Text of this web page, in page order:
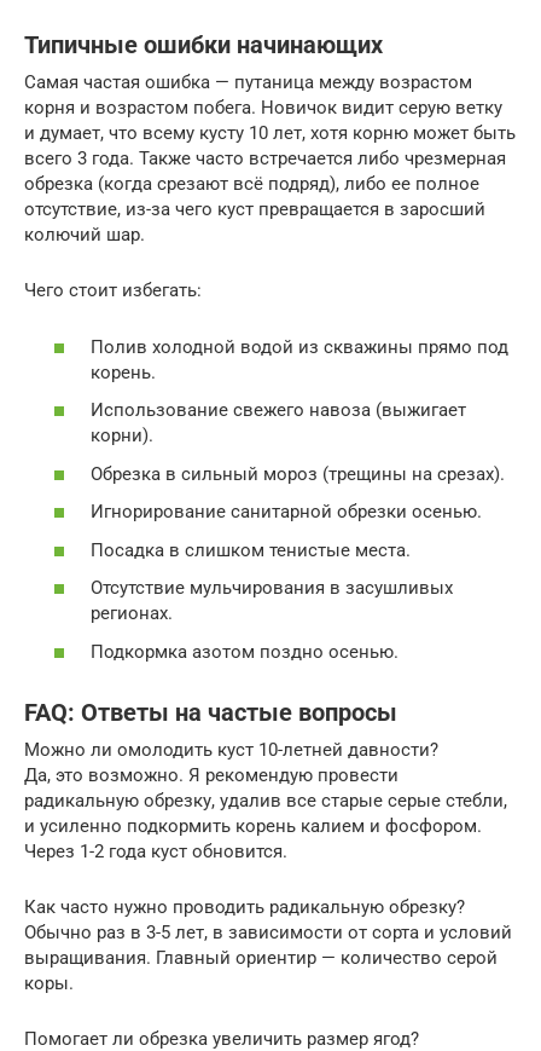
Типичные ошибки начинающих
Самая частая ошибка — путаница между возрастом
корня и возрастом побега. Новичок видит серую ветку
и думает, что всему кусту 10 лет, хотя корню может быть
всего 3 года. Также часто встречается либо чрезмерная
обрезка (когда срезают всё подряд), либо ее полное
отсутствие, из-за чего куст превращается в заросший
колючий шар.
Чего стоит избегать:
Полив холодной водой из скважины прямо под
корень.
Использование свежего навоза (выжигает
корни).
Обрезка в сильный мороз (трещины на срезах).
Игнорирование санитарной обрезки осенью.
Посадка в слишком тенистые места.
Отсутствие мульчирования в засушливых
регионах.
Подкормка азотом поздно осенью.
FAQ: Ответы на частые вопросы
Можно ли омолодить куст 10-летней давности?
Да, это возможно. Я рекомендую провести
радикальную обрезку, удалив все старые серые стебли,
и усиленно подкормить корень калием и фосфором.
Через 1-2 года куст обновится.
Как часто нужно проводить радикальную обрезку?
Обычно раз в 3-5 лет, в зависимости от сорта и условий
выращивания. Главный ориентир — количество серой
коры.
Помогает ли обрезка увеличить размер ягод?